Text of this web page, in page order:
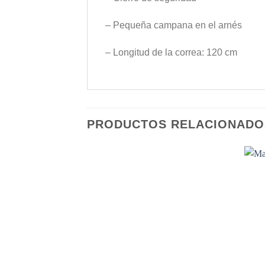
– Pequeña campana en el arnés
– Longitud de la correa: 120 cm
PRODUCTOS